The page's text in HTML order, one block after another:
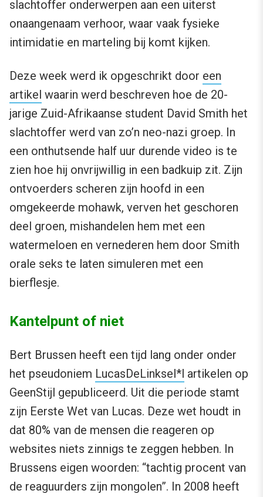
slachtoffer onderwerpen aan een uiterst
onaangenaam verhoor, waar vaak fysieke
intimidatie en marteling bij komt kijken.
Deze week werd ik opgeschrikt door een
artikel waarin werd beschreven hoe de 20-
jarige Zuid-Afrikaanse student David Smith het
slachtoffer werd van zo’n neo-nazi groep. In
een onthutsende half uur durende video is te
zien hoe hij onvrijwillig in een badkuip zit. Zijn
ontvoerders scheren zijn hoofd in een
omgekeerde mohawk, verven het geschoren
deel groen, mishandelen hem met een
watermeloen en vernederen hem door Smith
orale seks te laten simuleren met een
bierflesje.
Kantelpunt of niet
Bert Brussen heeft een tijd lang onder onder
het pseudoniem LucasDeLinksel*l artikelen op
GeenStijl gepubliceerd. Uit die periode stamt
zijn Eerste Wet van Lucas. Deze wet houdt in
dat 80% van de mensen die reageren op
websites niets zinnigs te zeggen hebben. In
Brussens eigen woorden: “tachtig procent van
de reaguurders zijn mongolen”. In 2008 heeft